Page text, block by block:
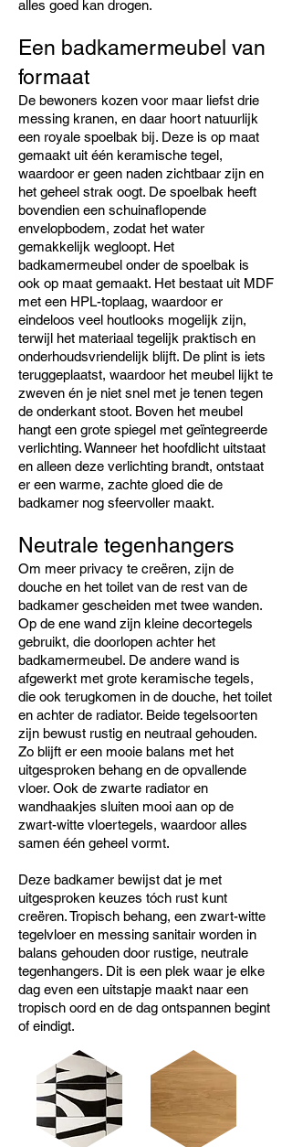
alles goed kan drogen.
Een badkamermeubel van
formaat
De bewoners kozen voor maar liefst drie
messing kranen, en daar hoort natuurlijk
een royale spoelbak bij. Deze is op maat
gemaakt uit één keramische tegel,
waardoor er geen naden zichtbaar zijn en
het geheel strak oogt. De spoelbak heeft
bovendien een schuinaflopende
envelopbodem, zodat het water
gemakkelijk wegloopt. Het
badkamermeubel onder de spoelbak is
ook op maat gemaakt. Het bestaat uit MDF
met een HPL-toplaag, waardoor er
eindeloos veel houtlooks mogelijk zijn,
terwijl het materiaal tegelijk praktisch en
onderhoudsvriendelijk blijft. De plint is iets
teruggeplaatst, waardoor het meubel lijkt te
zweven én je niet snel met je tenen tegen
de onderkant stoot. Boven het meubel
hangt een grote spiegel met geïntegreerde
verlichting. Wanneer het hoofdlicht uitstaat
en alleen deze verlichting brandt, ontstaat
er een warme, zachte gloed die de
badkamer nog sfeervoller maakt.
Neutrale tegenhangers
Om meer privacy te creëren, zijn de
douche en het toilet van de rest van de
badkamer gescheiden met twee wanden.
Op de ene wand zijn kleine decortegels
gebruikt, die doorlopen achter het
badkamermeubel. De andere wand is
afgewerkt met grote keramische tegels,
die ook terugkomen in de douche, het toilet
en achter de radiator. Beide tegelsoorten
zijn bewust rustig en neutraal gehouden.
Zo blijft er een mooie balans met het
uitgesproken behang en de opvallende
vloer. Ook de zwarte radiator en
wandhaakjes sluiten mooi aan op de
zwart-witte vloertegels, waardoor alles
samen één geheel vormt.
Deze badkamer bewijst dat je met
uitgesproken keuzes tóch rust kunt
creëren. Tropisch behang, een zwart-witte
tegelvloer en messing sanitair worden in
balans gehouden door rustige, neutrale
tegenhangers. Dit is een plek waar je elke
dag even een uitstapje maakt naar een
tropisch oord en de dag ontspannen begint
of eindigt.